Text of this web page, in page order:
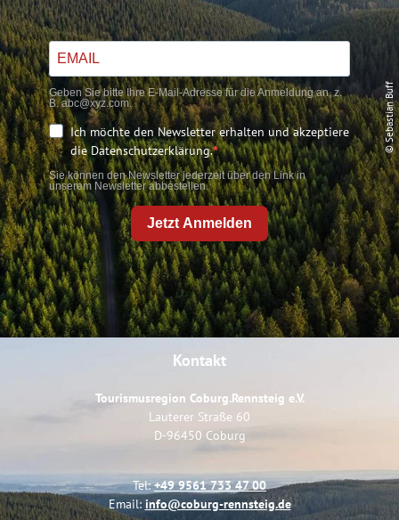
© Sebastian Buff
Geben Sie bitte Ihre E-Mail-Adresse für die Anmeldung an, z.
B. abc@xyz.com.
Ich möchte den Newsletter erhalten und akzeptiere
die Datenschutzerklärung.
Sie können den Newsletter jederzeit über den Link in
unserem Newsletter abbestellen.
Jetzt Anmelden
Kontakt
Tourismusregion Coburg.Rennsteig e.V.
Lauterer Straße 60
D-96450 Coburg
Tel:+49 9561 733 47 00
Email: info@coburg-rennsteig.de